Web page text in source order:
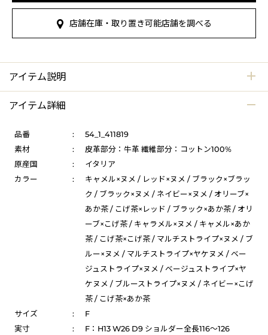
店舗在庫・取り置き可能店舗を調べる
アイテム説明
アイテム詳細
品番 :
54_1_411819
素材
:
皮革部分：牛革 繊維部分：コットン100%
原産国
:
イタリア
カラー
:
キャメル×ヌメ / レッド×ヌメ / ブラック×ブラッ
ク / ブラック×ヌメ / ネイビー×ヌメ / オリーブ×
あか茶 / こげ茶×レッド / ブラック×あか茶 / オリ
ーブ×こげ茶 / キャラメル×ヌメ / キャメル×あか
茶 / こげ茶×こげ茶 / マルチストライプ×ヌメ / ブ
ルー×ヌメ / マルチストライプ×ヤケヌメ / ベー
ジュストライプ×ヌメ / ベージュストライプ×ヤ
ケヌメ / ブルーストライプ×ヌメ / ネイビー×こげ
茶 / こげ茶×あか茶
サイズ
:
F
実寸
: F：H13 W26 D9 ショルダー全長116～126